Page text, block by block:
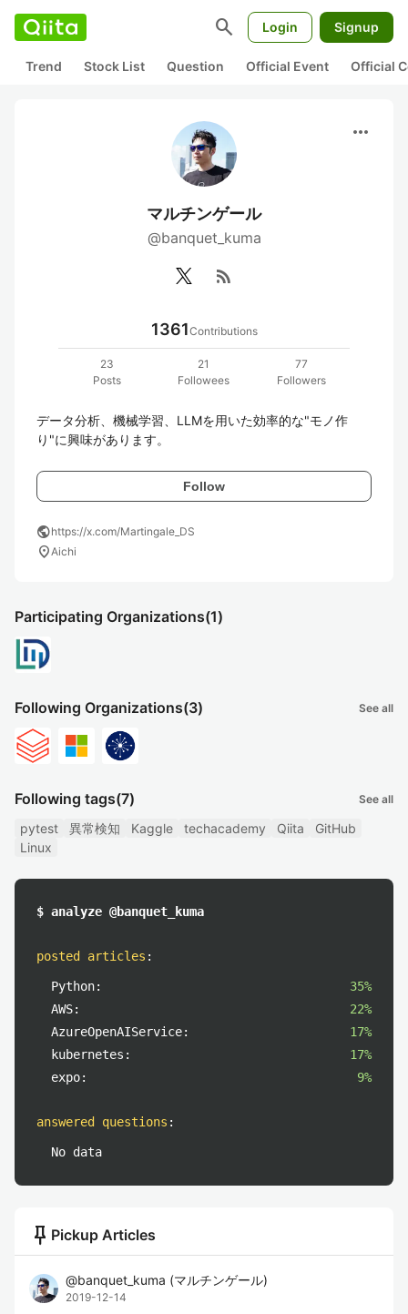
search Login Signup
Trend Stock List Question Official Event Official
more_horiz
マルチンゲール
@banquet_kuma
rss_feed
1361Contributions
23
Posts
21
Followees
77
Followers
データ分析、機械学習、LLMを用いた効率的な"モノ作
り"に興味があります。
Follow
publichttps://x.com/Martingale_DS
location_onAichi
Participating Organizations(1)
Following Organizations(3) See all
Following tags(7) See all
pytest 異常検知 Kaggle techacademy Qiita
GitHub
Linux
$ analyze @banquet_kuma
posted articles :
Python:
35%
AWS:
22%
AzureOpenAIService:
17%
kubernetes:
17%
expo:
9%
answered questions :
No data
push_pin Pickup Articles
@banquet_kuma (マルチンゲール)
2019-12-14